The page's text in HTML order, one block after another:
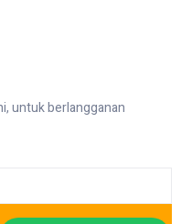
untuk berlangganan